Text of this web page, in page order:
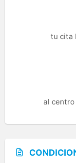
tu cita
al centro